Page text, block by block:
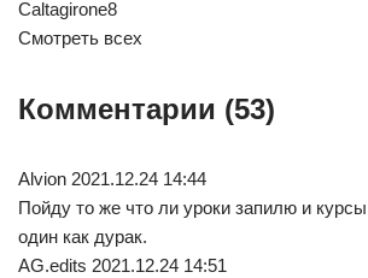
Caltagirone8
Смотреть всех
Комментарии (53)
Alvion 2021.12.24 14:44
Пойду то же что ли уроки запилю и
один как дурак.
AG.edits 2021.12.24 14:51